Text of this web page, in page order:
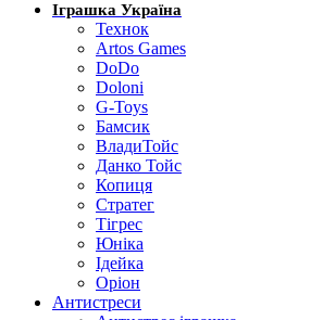
Іграшка Україна
Технок
Artos Games
DoDo
Doloni
G-Toys
Бамсик
ВладиТойс
Данко Тойс
Копиця
Стратег
Тігрес
Юніка
Ідейка
Оріон
Антистреси